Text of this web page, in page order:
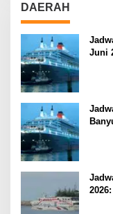
DAERAH
Juni